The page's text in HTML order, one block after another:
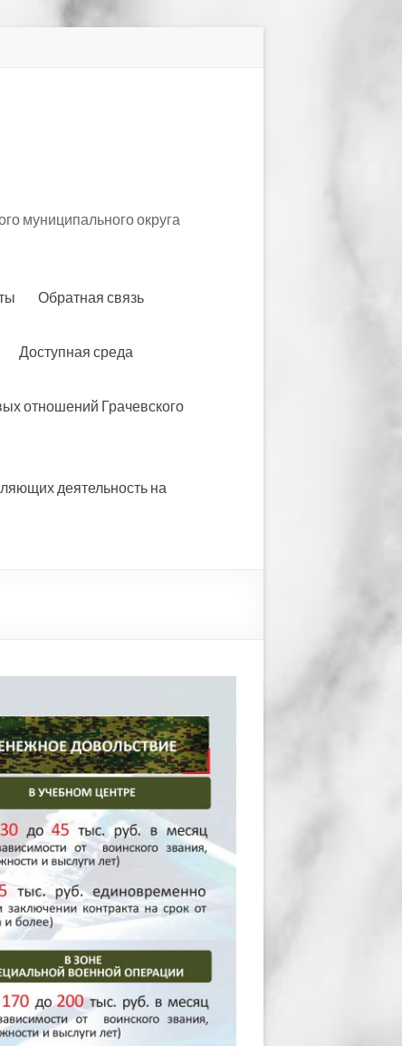
муниципального округа
Обратная связь
Доступная среда
отношений Грачевского
деятельность на